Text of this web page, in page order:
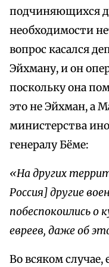
подчиняющихся
необходимости
вопрос касался
Эйхману, и он
поскольку она
это не Эйхман, а
министерства
генералу Бёме:
«На других
Россия] другие
побеспокоились о
евреев, даже об
Во всяком